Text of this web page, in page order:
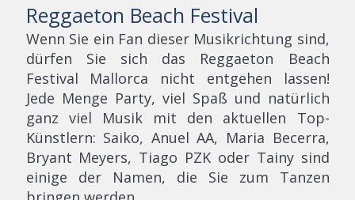
Reggaeton Beach Festival
Wenn Sie ein Fan dieser Musikrichtung sind,
dürfen Sie sich das Reggaeton Beach
Festival Mallorca nicht entgehen lassen!
Jede Menge Party, viel Spaß und natürlich
ganz viel Musik mit den aktuellen Top-
Künstlern: Saiko, Anuel AA, Maria Becerra,
Bryant Meyers, Tiago PZK oder Tainy sind
einige der Namen, die Sie zum Tanzen